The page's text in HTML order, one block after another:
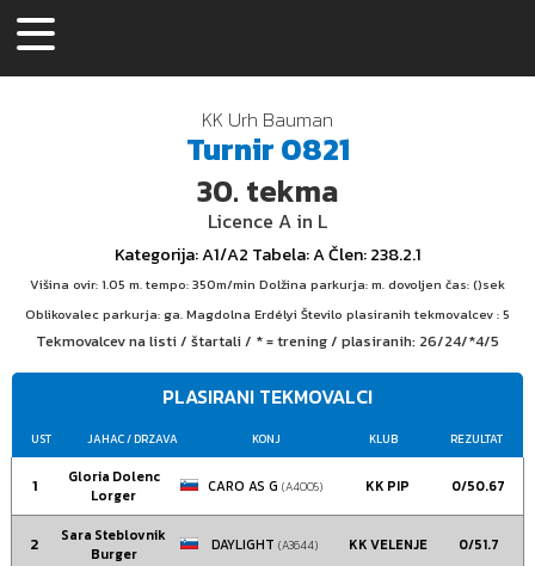
KK Urh Bauman
Turnir0821
30. tekma
Licence A in L
Kategorija: A1/A2 Tabela: AČlen: 238.2.1
Višina ovir: 1.05 m. tempo: 350m/min Dolžina parkurja: m. dovoljen čas: ()sek
Oblikovalec parkurja: ga. Magdolna Erdélyi Število plasiranih tekmovalcev : 5
Tekmovalcev na listi / štartali / * = trening / plasiranih: 26/24/*4/5
PLASIRANI TEKMOVALCI
UST JAHAC/ DRZAVA KONJ KLUB REZULTAT
1
Gloria Dolenc
Lorger
CARO AS G (A4005) KK PIP 0/50.67
2
Sara Steblovnik
Burger
DAYLIGHT(A3644) KK VELENJE 0/51.7